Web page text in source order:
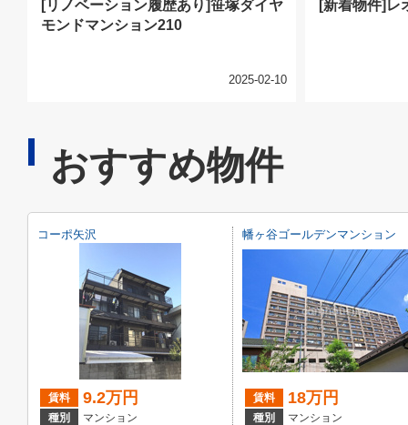
[リノベーション履歴あり]笹塚ダイヤ
モンドマンション210
2025-02-10
[新着物件]レ
おすすめ物件
コーポ矢沢
賃料 9.2万円
種別
マンション
幡ヶ谷ゴールデンマンション
賃料 18万円
種別
マンション